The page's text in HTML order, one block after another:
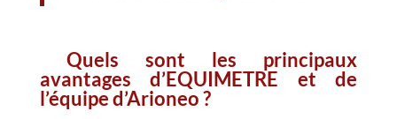
Quels sont les principaux
avantages d’EQUIMETRE et de
l’équipe d’Arioneo ?